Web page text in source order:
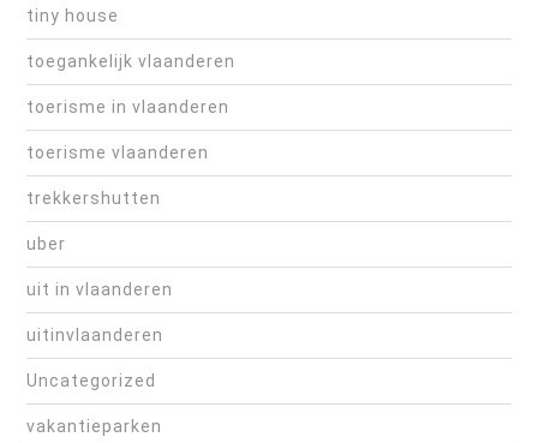
tiny house
toegankelijk vlaanderen
toerisme in vlaanderen
toerisme vlaanderen
trekkershutten
uber
uit in vlaanderen
uitinvlaanderen
Uncategorized
vakantieparken